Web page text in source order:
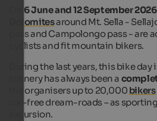
6 June and 12 September 2026
Dolomitesaround Mt. Sella -
pass and Campolongo pass - are
cyclists and fit mountain bikers.
During the last years, this bike
scenery has always been a
the organisers up to 20,000 bikers
car-free dream-roads – as
excursion.